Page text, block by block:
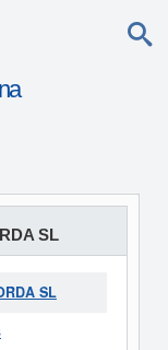
SL
SL